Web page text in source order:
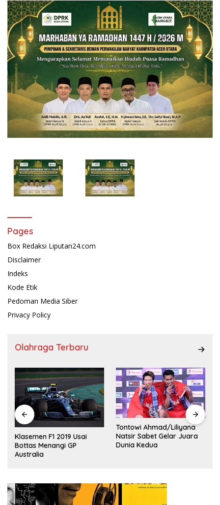
Pages
Box Redaksi Liputan24.com
Disclaimer
Indeks
Kode Etik
Pedoman Media Siber
Privacy Policy
Olahraga Terbaru
Klasemen F1 2019 Usai
Bottas Menangi GP
Australia
Tontowi Ahmad/Liliyana
Natsir Sabet Gelar Juara
Dunia Kedua